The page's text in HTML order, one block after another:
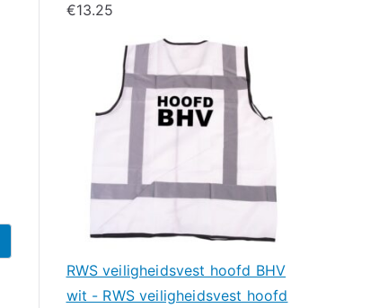
€13.25
RWS veiligheidsvest hoofd BHV
wit - RWS veiligheidsvest hoofd